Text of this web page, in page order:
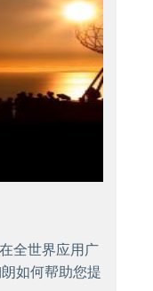
全世界应用广
如何帮助您提